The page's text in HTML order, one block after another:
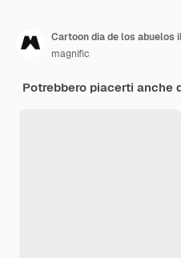
Cartoon dia de los abuelos
magnific
Potrebbero piacerti anche